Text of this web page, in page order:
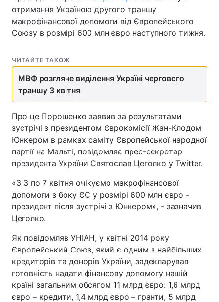
отримання Україною другого траншу
макрофінансової допомоги від Європейського
Союзу в розмірі 600 млн євро наступного тижня.
ЧИТАЙТЕ ТАКОЖ
МВФ розгляне виділення Україні чергового
траншу 3 квітня
Про це Порошенко заявив за результатами
зустрічі з президентом Єврокомісії Жан-Клодом
Юнкером в рамках саміту Європейської народної
партії на Мальті, повідомляє прес-секретар
президента України Святослав Цеголко у Twitter.
«З 3 по 7 квітня очікуємо макрофінансової
допомоги з боку ЄС у розмірі 600 млн євро -
президент після зустрічі з Юнкером», - зазначив
Цеголко.
Як повідомляв УНІАН, у квітні 2014 року
Європейський Союз, який є одним з найбільших
кредиторів та донорів України, задекларував
готовність надати фінансову допомогу нашій
країні загальним обсягом 11 млрд євро: 1,6 млрд
євро – кредити, 1,4 млрд євро – гранти, 5 млрд